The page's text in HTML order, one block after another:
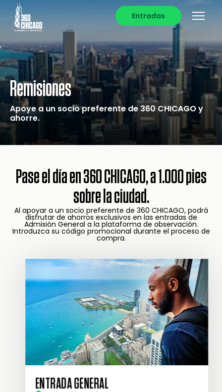
Entradas
Remisiones
Apoye a un socio preferente de 360 CHICAGO y
ahorre.
Pase el día en 360 CHICAGO, a 1.000 pies
sobre la ciudad.
Al apoyar a un socio preferente de 360 CHICAGO, podrá
disfrutar de ahorros exclusivos en las entradas de
Admisión General a la plataforma de observación.
Introduzca su código promocional durante el proceso de
compra.
ENTRADA GENERAL